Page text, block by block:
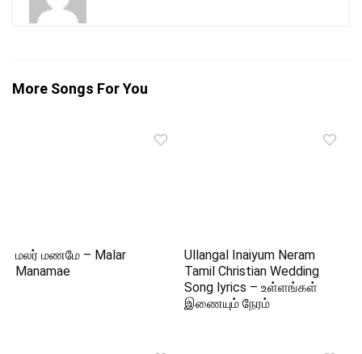
More Songs For You
மலர் மணமே – Malar
Manamae
Ullangal Inaiyum Neram
Tamil Christian Wedding
Song lyrics – உள்ளங்கள்
இணையும் நேரம்